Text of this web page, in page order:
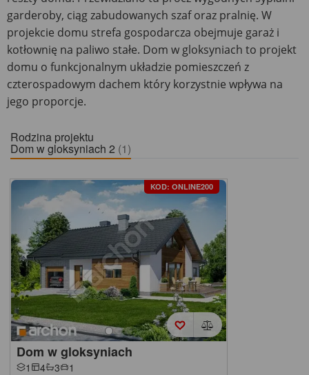
garderoby, ciąg zabudowanych szaf oraz pralnię. W
projekcie domu strefa gospodarcza obejmuje garaż i
kotłownię na paliwo stałe. Dom w gloksyniach to projekt
domu o funkcjonalnym układzie pomieszczeń z
czterospadowym dachem który korzystnie wpływa na
jego proporcje.
Rodzina projektu
Dom w gloksyniach 2 (1)
KOD: ONLINE200
Dom w gloksyniach
1 4 3 1